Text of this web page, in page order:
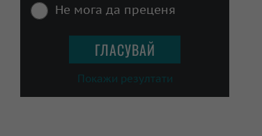
Не мога да преценя
Покажи резултати